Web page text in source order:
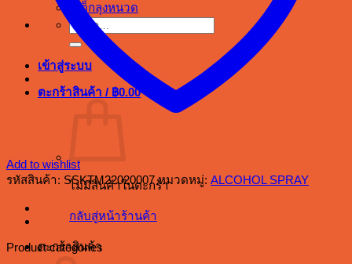
สเต็กลุงหนวด
ค้นหา:
เข้าสู่ระบบ
ตะกร้าสินค้า / ฿0.00
ไม่มีสินค้าในตะกร้า
กลับสู่หน้าร้านค้า
ตะกร้าสินค้า
Add to wishlist
รหัสสินค้า: SSKTM22020007 หมวดหมู่: ALCOHOL SPRAY
Product categories